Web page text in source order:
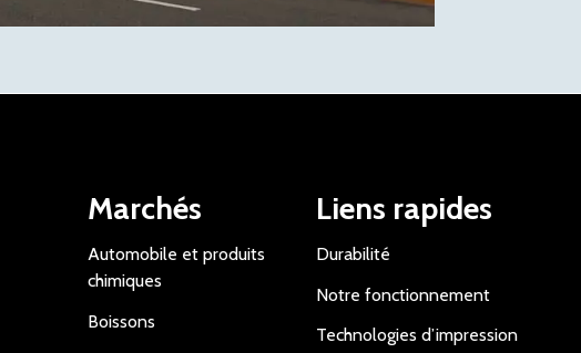
Marchés
Automobile et produits
chimiques
Boissons
Liens rapides
Durabilité
Notre fonctionnement
Technologies d’impression